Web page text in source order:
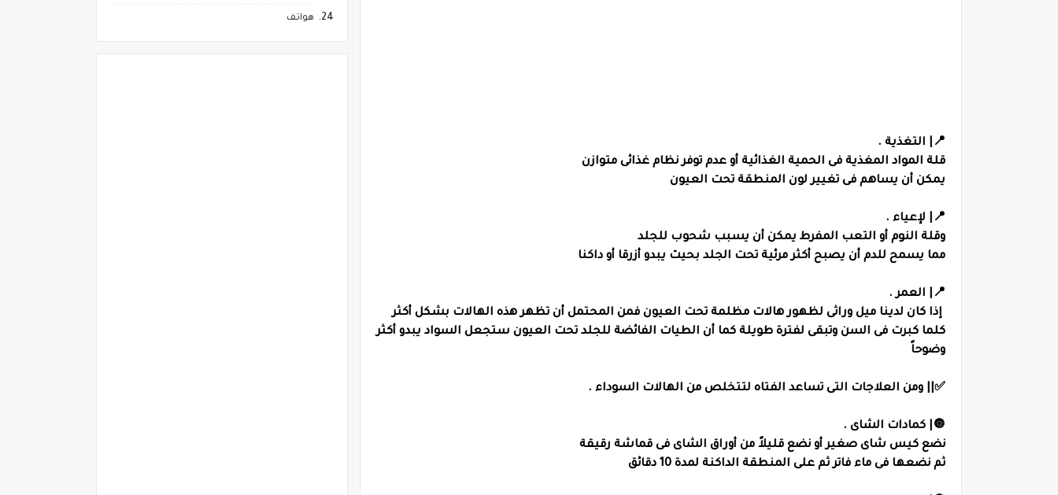
📍| التغذية .
قلة المواد المغذية فى الحمية الغذائية أو عدم توفر نظام غذائى متوازن
يمكن أن يساهم فى تغيير لون المنطقة تحت العيون
📍| لإعياء .
وقلة النوم أو التعب المفرط يمكن أن يسبب شحوب للجلد
مما يسمح للدم أن يصبح أكثر مرئية تحت الجلد بحيث يبدو أزرقا أو داكنا
📍| العمر .
إذا كان لدينا ميل وراثى لظهور هالات مظلمة تحت العيون فمن المحتمل أن تظهر هذه الهالات بشكل أكثر
كلما كبرت فى السن وتبقى لفترة طويلة كما أن الطيات الفائضة للجلد تحت العيون ستجعل السواد يبدو أكثر
وضوحاً
✅|| ومن العلاجات التى تساعد الفتاه لتتخلص من الهالات السوداء .
🔘| كمادات الشاى .
نضع كيس شاى صغير أو نضع قليلاً من أوراق الشاى فى قماشة رقيقة
ثم نضعها فى ماء فاتر ثم على المنطقة الداكنة لمدة 10 دقائق
هواتف